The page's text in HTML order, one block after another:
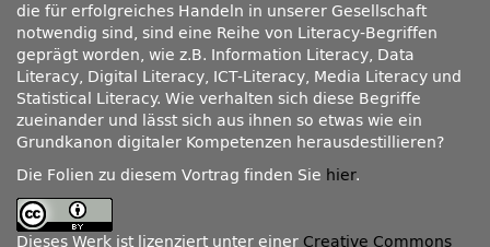
die für erfolgreiches Handeln in unserer Gesellschaft
notwendig sind, sind eine Reihe von Literacy-Begriffen
geprägt worden, wie z.B. Information Literacy, Data
Literacy, Digital Literacy, ICT-Literacy, Media Literacy und
Statistical Literacy. Wie verhalten sich diese Begriffe
zueinander und lässt sich aus ihnen so etwas wie ein
Grundkanon digitaler Kompetenzen herausdestillieren?
Die Folien zu diesem Vortrag finden Sie hier.
Dieses Werk ist lizenziert unter einer Creative Commons